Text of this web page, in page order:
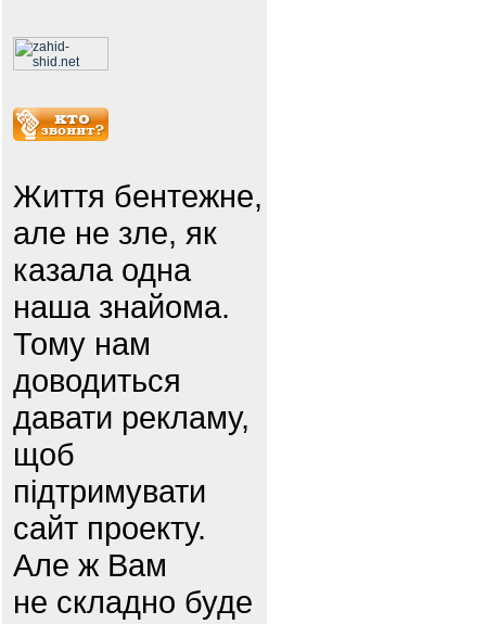
Життя бентежне,
але не зле, як
казала одна
наша знайома.
Тому нам
доводиться
давати рекламу,
щоб
підтримувати
сайт проекту.
Але ж Вам
не складно буде